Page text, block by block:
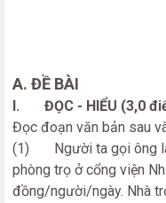
A. ĐỀ BÀI
I. ĐỌC - HIỂU (3,0
Đọc đoạn văn bản sau
(1) Người ta gọi ông là
phòng trọ ở cổng viện
đồng/người/ngày. Nhà